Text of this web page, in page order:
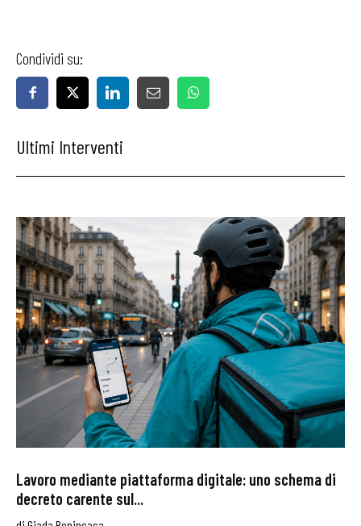
Condividi su:
Ultimi Interventi
Lavoro mediante piattaforma digitale: uno schema di
decreto carente sul...